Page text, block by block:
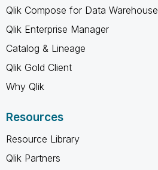
Qlik Compose for Data Warehouse
Qlik Enterprise Manager
Catalog & Lineage
Qlik Gold Client
Why Qlik
Resources
Resource Library
Qlik Partners